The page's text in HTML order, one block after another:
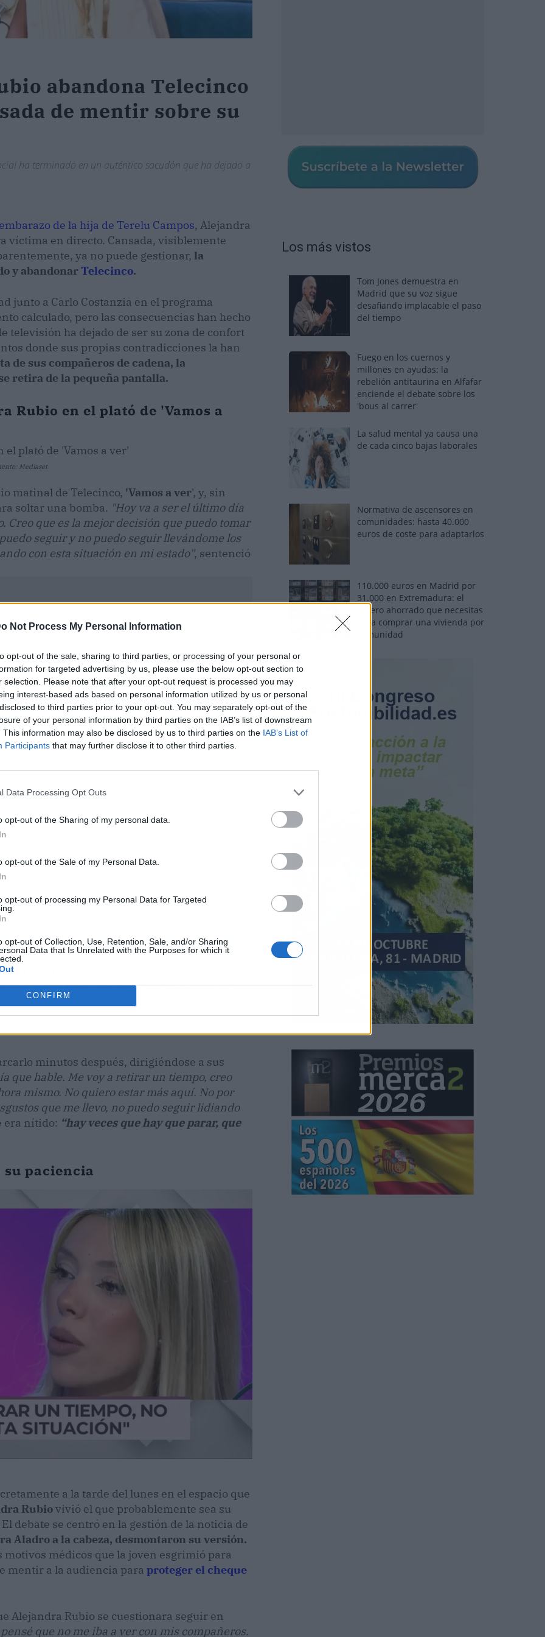
Not Process My Personal Information
opt-out of the sale, sharing to third parties, or processing of your personal or
for targeted advertising by us, please use the below opt-out section to
selection. Please note that after your opt-out request is processed you may
interest-based ads based on personal information utilized by us or personal
to third parties prior to your opt-out. You may separately opt-out of the
of your personal information by third parties on the IAB’s list of downstream
This information may also be disclosed by us to third parties on the IAB’s List of
Participants that may further disclose it to other third parties.
Data Processing Opt Outs
opt-out of the Sharing of my personal data.
opt-out of the Sale of my Personal Data.
opt-out of processing my Personal Data for Targeted
opt-out of Collection, Use, Retention, Sale, and/or Sharing
Data that Is Unrelated with the Purposes for which it
CONFIRM
abandona Telecinco
de mentir sobre su
ha terminado en un auténtico sacudón que ha dejado a
de la hija de Terelu Campos, Alejandra
víctima en directo. Cansada, visiblemente
ya no puede gestionar, la
y abandonarTelecinco.
junto a Carlo Costanzia en el programa
calculado, pero las consecuencias han hecho
televisión ha dejado de ser su zona de confort
donde sus propias contradicciones la han
de sus compañeros de cadena, la
retira de la pequeña pantalla.
Rubio en el plató de 'Vamos a
Mediaset
matinal de Telecinco, 'Vamos a ver', y, sin
soltar una bomba. "Hoy va a ser el último día
que es la mejor decisión que puedo tomar
seguir y no puedo seguir llevándome los
con esta situación en mi estado", sentenció
de la noticia, no dudó en preguntarle:“¿Es
ayer?”
total sinceridad:“Es una decisión meditada,
sea ya es por lo que ocurrió ayer, sí. Yo
esperar. No tengo nada que esperar más.
minutos después, dirigiéndose a sus
que hable. Me voy a retirar un tiempo, creo
mismo. No quiero estar más aquí. No por
que me llevo, no puedo seguir lidiando
era nítido: “hay veces que hay que parar, que
paciencia
a la tarde del lunes en el espacio que
Rubiovivió el que probablemente sea su
debate se centró en la gestión de la noticia de
Aladro a la cabeza, desmontaron su versión.
médicos que la joven esgrimió para
mentir a la audiencia para proteger el cheque
Alejandra Rubio se cuestionara seguir en
que no me iba a ver con mis compañeros.
Los más vistos
Tom Jones demuestra en
Madrid que su voz sigue
desafiando implacable el paso
del tiempo
Fuego en los cuernos y
millones en ayudas: la
rebelión antitaurina en Alfafar
enciende el debate sobre los
'bous al carrer'
La salud mental ya causa una
de cada cinco bajas laborales
Normativa de ascensores en
comunidades: hasta 40.000
euros de coste para adaptarlos
110.000 euros en Madrid por
31.000 en Extremadura: el
dinero ahorrado que necesitas
para comprar una vivienda por
comunidad